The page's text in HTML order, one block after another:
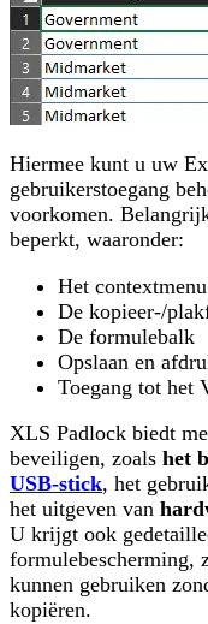
Hiermee kunt u uw
gebruikerstoegang
voorkomen.
beperkt, waaronder:
Het
De kopieer-/
De formulebalk
Opslaan en
Toegang tot het
XLS Padlock biedt
beveiligen, zoals het
USB-stick, het
het uitgeven van
U krijgt ook
formulebescherming,
kunnen gebruiken
kopiëren.